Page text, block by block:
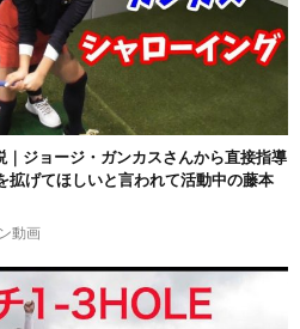
｜ジョージ・ガンカスさんから直接指導
拡げてほしいと言われて活動中の藤本
動画